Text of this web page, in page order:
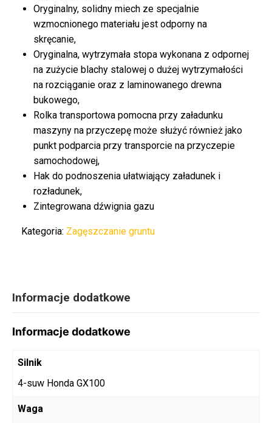
Oryginalny, solidny miech ze specjalnie
wzmocnionego materiału jest odporny na
skręcanie,
Oryginalna, wytrzymała stopa wykonana z odpornej
na zużycie blachy stalowej o dużej wytrzymałości
na rozciąganie oraz z laminowanego drewna
bukowego,
Rolka transportowa pomocna przy załadunku
maszyny na przyczepę może służyć również jako
punkt podparcia przy transporcie na przyczepie
samochodowej,
Hak do podnoszenia ułatwiający załadunek i
rozładunek,
Zintegrowana dźwignia gazu
Kategoria: Zagęszczanie gruntu
Informacje dodatkowe
Informacje dodatkowe
Silnik
4-suw Honda GX100
Waga